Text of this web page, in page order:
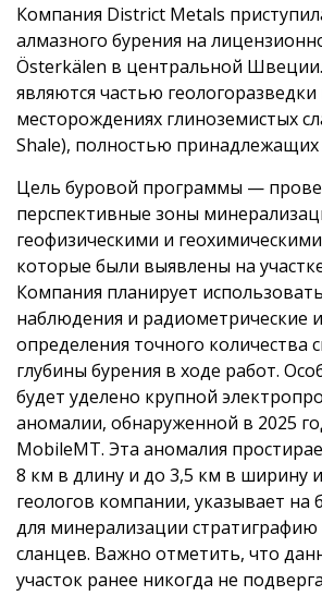
Компания District Metals
алмазного бурения на
Österkälen в центральной
являются частью геологоразведки
месторождениях глиноземистых
Shale), полностью
Цель буровой программы —
перспективные зоны
геофизическими и
которые были выявлены на
Компания планирует
наблюдения и радиометрические
определения точного количества
глубины бурения в ходе работ.
будет уделено крупной
аномалии, обнаруженной в 2025
MobileMT. Эта аномалия
8 км в длину и до 3,5 км в ширину
геологов компании, указывает на
для минерализации стратиграфию
сланцев. Важно отметить, что
участок ранее никогда не